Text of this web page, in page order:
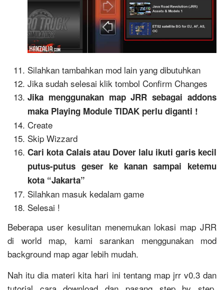
Silahkan tambahkan mod lain yang dibutuhkan
Jika sudah selesai klik tombol Confirm Changes
Jika menggunakan map JRR sebagai addons
maka Playing Module TIDAK perlu diganti !
Create
Skip Wizzard
Cari kota Calais atau Dover lalu ikuti garis kecil
putus-putus geser ke kanan sampai ketemu
kota “Jakarta”
Silahkan masuk kedalam game
Selesai !
Beberapa user kesulitan menemukan lokasi map JRR
di world map, kami sarankan menggunakan mod
background map agar lebih mudah.
Nah itu dia materi kita hari ini tentang map jrr v0.3 dan